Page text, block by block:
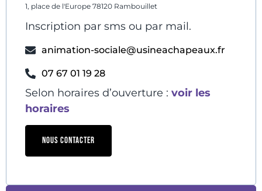
1, place de l'Europe 78120 Rambouillet
Inscription par sms ou par mail.
animation-sociale@usineachapeaux.fr
07 67 01 19 28
Selon horaires d’ouverture : voir les
horaires
NOUS CONTACTER